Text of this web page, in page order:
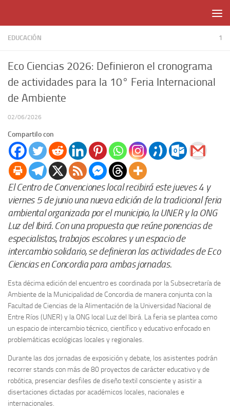
EDUCACIÓN 1
Eco Ciencias 2026: Definieron el cronograma
de actividades para la 10° Feria Internacional
de Ambiente
02/06/2026
Compartilo con
El Centro de Convenciones local recibirá este jueves 4 y
viernes 5 de junio una nueva edición de la tradicional feria
ambiental organizada por el municipio, la UNER y la ONG
Luz del Ibirá. Con una propuesta que reúne ponencias de
especialistas, trabajos escolares y un espacio de
intercambio solidario, se definieron las actividades de Eco
Ciencias en Concordia para ambas jornadas.
Esta décima edición del encuentro es coordinada por la Subsecretaría de
Ambiente de la Municipalidad de Concordia de manera conjunta con la
Facultad de Ciencias de la Alimentación de la Universidad Nacional de
Entre Ríos (UNER) y la ONG local Luz del Ibirá. La feria se plantea como
un espacio de intercambio técnico, científico y educativo enfocado en
problemáticas ecológicas locales y regionales.
Durante las dos jornadas de exposición y debate, los asistentes podrán
recorrer stands con más de 80 proyectos de carácter educativo y de
robótica, presenciar desfiles de diseño textil consciente y asistir a
disertaciones dictadas por académicos locales, nacionales e
internacionales.